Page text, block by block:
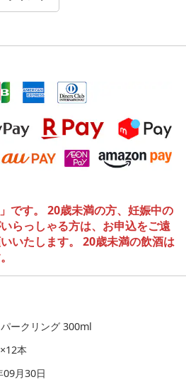
です。 20歳未満の方、妊娠中の
らっしゃる方は、お申込をご遠
いたします。 20歳未満の飲酒は
ークリング 300ml
本
09月30日